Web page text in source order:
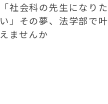
「社会科の先生になりた
い」その夢、法学部で叶
えませんか